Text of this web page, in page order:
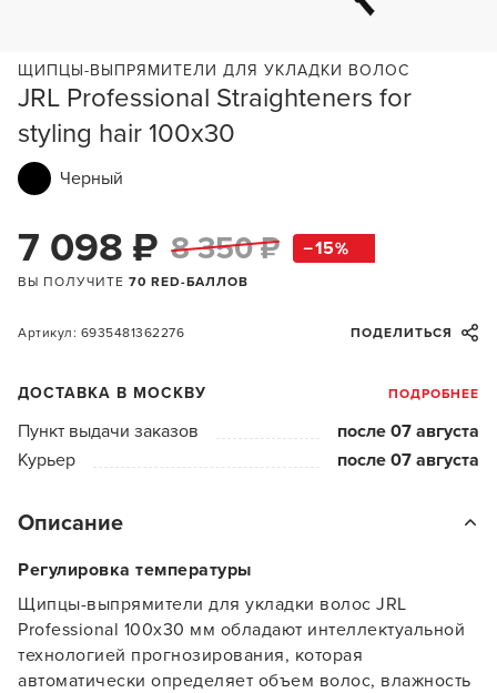
JRL Professional Straighteners for
styling hair 100х30
ЩИПЦЫ-ВЫПРЯМИТЕЛИ ДЛЯ УКЛАДКИ ВОЛОС
Черный
7 098 ₽ 8 350 ₽ 15
ВЫ ПОЛУЧИТЕ 70 RED-БАЛЛОВ
Артикул: 6935481362276 ПОДЕЛИТЬСЯ
ДОСТАВКА В МОСКВУ ПОДРОБНЕЕ
Пункт выдачи заказов
после 07 августа
Курьер
после 07 августа
Описание
Регулировка температуры
Щипцы-выпрямители для укладки волос JRL
Professional 100x30 мм обладают интеллектуальной
технологией прогнозирования, которая
автоматически определяет объем волос, влажность